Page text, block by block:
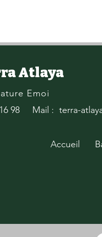
Atlaya
Emoi
98
Mail : terra-
Accueil